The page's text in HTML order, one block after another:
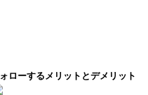
ローするメリットとデメリット